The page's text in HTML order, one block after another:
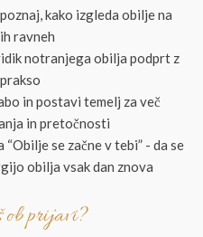
kako izgleda obilje na
ravneh
notranjega obilja podprt z
in postavi temelj za več
in pretočnosti
se začne v tebi” - da se
obilja vsak dan znova
ob prijavi?